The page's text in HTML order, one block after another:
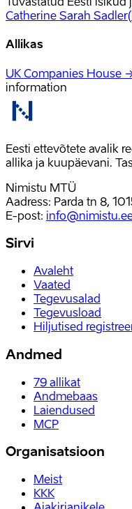
Catherine Sarah Sadler(
Allikas
UK Companies House
information
Eesti ettevõtete avalik
allika ja kuupäevani.
Nimistu MTÜ
Aadress: Parda tn 8,
E-post:
Sirvi
Avaleht
Vaated
Tegevusalad
Tegevusload
Hiljutised
Andmed
79 allikat
Andmebaas
Laiendused
MCP
Organisatsioon
Meist
KKK